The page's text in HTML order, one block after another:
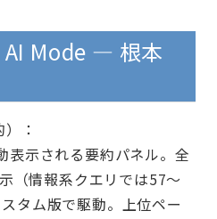
Mode — 根本
：
表示される要約パネル。全
（情報系クエリでは57〜
タム版で駆動。上位ペー